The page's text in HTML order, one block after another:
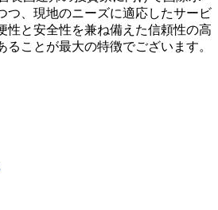
つ、現地のニーズに適応したサービ
性と安全性を兼ね備えた信頼性の高
ることが最大の特徴でございます。